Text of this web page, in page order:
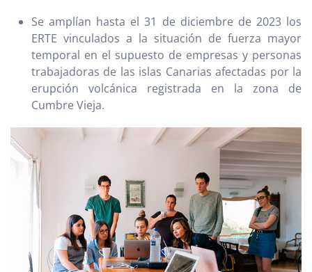
Se amplían hasta el 31 de diciembre de 2023 los
ERTE vinculados a la situación de fuerza mayor
temporal en el supuesto de empresas y personas
trabajadoras de las islas Canarias afectadas por la
erupción volcánica registrada en la zona de
Cumbre Vieja.